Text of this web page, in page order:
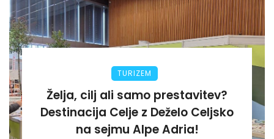
TURIZEM
Želja, cilj ali samo prestavitev?
Destinacija Celje z Deželo Celjsko
na sejmu Alpe Adria!